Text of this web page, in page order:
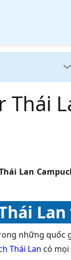
Lan
Lan
những
Thái Lan có mọi